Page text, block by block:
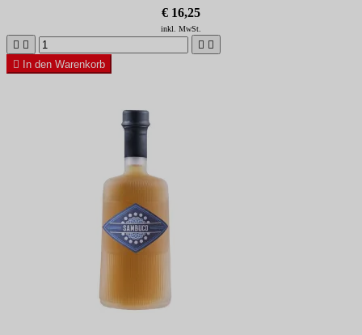
€ 16,25
inkl. MwSt.
   

In den Warenkorb